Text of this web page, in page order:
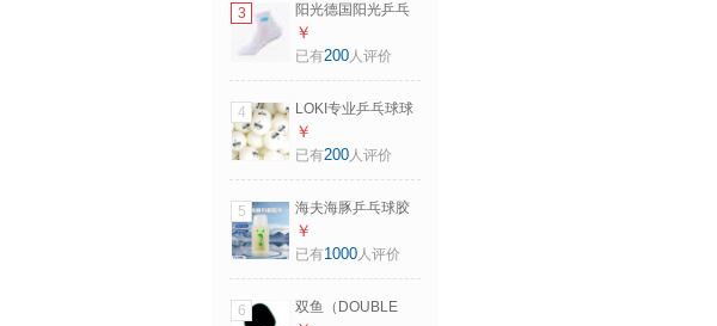
3
阳光德国阳光乒乓
球袜柔软舒适透气
厚毛巾底男款女款
26cm
￥
已有200人评价
4
LOKI专业乒乓球球
新材料ABS40+有缝
乒乓球发球机俱乐
乓网
￥
已有200人评价
5
海夫海豚乒乓球胶
水乒乓球拍粘拍粘
胶皮灌胶有机胶水
￥
已有1000人评价
6
双鱼（DOUBLE